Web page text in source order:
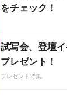
をチェック！
試写会、登壇
プレゼント！
プレゼント特集